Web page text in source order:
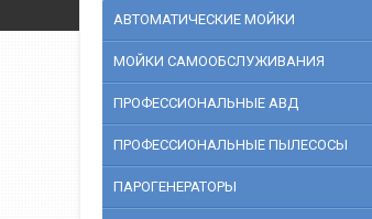
АВТОМАТИЧЕСКИЕ МОЙКИ
МОЙКИ САМООБСЛУЖИВАНИЯ
ПРОФЕССИОНАЛЬНЫЕ АВД
ПРОФЕССИОНАЛЬНЫЕ ПЫЛЕСОСЫ
ПАРОГЕНЕРАТОРЫ